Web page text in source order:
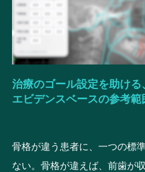
治療のゴール設定を助ける
エビデンスベースの参考範
骨格が違う患者に、一つの標
ない。骨格が違えば、前歯が